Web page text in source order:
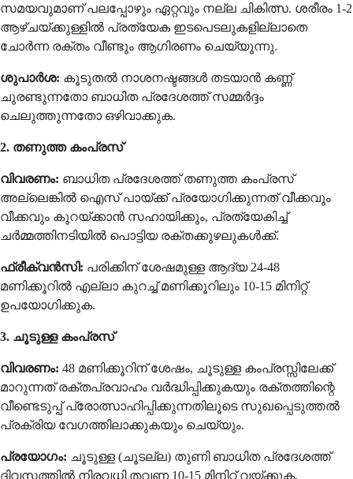
സമയവുമാണ് പലപ്പോഴും ഏറ്റവും നല്ല ചികിത്സ. ശരീരം 1-2
ആഴ്ചയ്ക്കുള്ളിൽ പ്രത്യേക ഇടപെടലുകളില്ലാതെ
ചോർന്ന രക്തം വീണ്ടും ആഗിരണം ചെയ്യുന്നു.
ശുപാർശ: കൂടുതൽ നാശനഷ്ടങ്ങൾ തടയാൻ കണ്ണ്
ചുരണ്ടുന്നതോ ബാധിത പ്രദേശത്ത് സമ്മർദ്ദം
ചെലുത്തുന്നതോ ഒഴിവാക്കുക.
2. തണുത്ത കംപ്രസ്
വിവരണം: ബാധിത പ്രദേശത്ത് തണുത്ത കംപ്രസ്
അല്ലെങ്കിൽ ഐസ് പായ്ക്ക് പ്രയോഗിക്കുന്നത് വീക്കവും
വീക്കവും കുറയ്ക്കാൻ സഹായിക്കും, പ്രത്യേകിച്ച്
ചർമ്മത്തിനടിയിൽ പൊട്ടിയ രക്തക്കുഴലുകൾക്ക്.
ഫ്രീക്വൻസി: പരിക്കിന് ശേഷമുള്ള ആദ്യ 24-48
മണിക്കൂറിൽ എല്ലാ കുറച്ച് മണിക്കൂറിലും 10-15 മിനിറ്റ്
ഉപയോഗിക്കുക.
3. ചൂടുള്ള കംപ്രസ്
വിവരണം: 48 മണിക്കൂറിന് ശേഷം, ചൂടുള്ള കംപ്രസ്സിലേക്ക്
മാറുന്നത് രക്തപ്രവാഹം വർദ്ധിപ്പിക്കുകയും രക്തത്തിന്റെ
വീണ്ടെടുപ്പ് പ്രോത്സാഹിപ്പിക്കുന്നതിലൂടെ സുഖപ്പെടുത്തൽ
പ്രക്രിയ വേഗത്തിലാക്കുകയും ചെയ്യും.
പ്രയോഗം: ചൂടുള്ള (ചൂടല്ല) തുണി ബാധിത പ്രദേശത്ത്
ദിവസത്തിൽ നിരവധി തവണ 10-15 മിനിറ്റ് വയ്ക്കുക.